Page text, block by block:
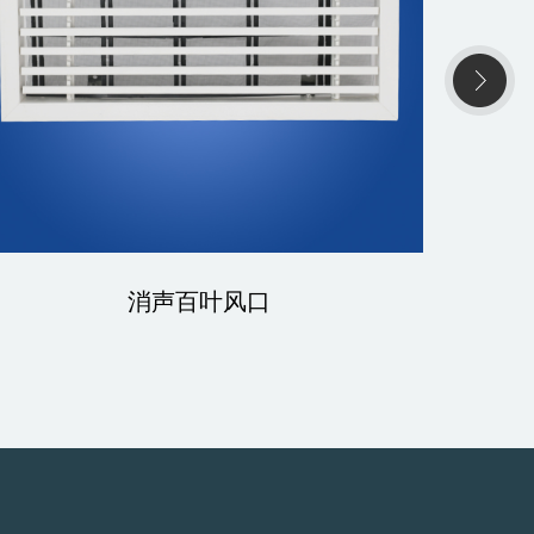
消声百叶风口